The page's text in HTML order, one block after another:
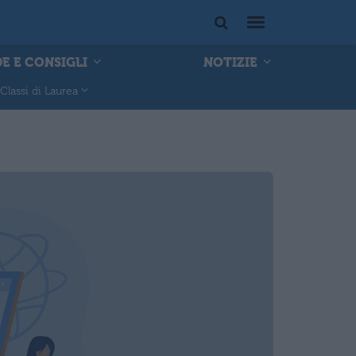
E CONSIGLI NOTIZIE
Classi di Laurea